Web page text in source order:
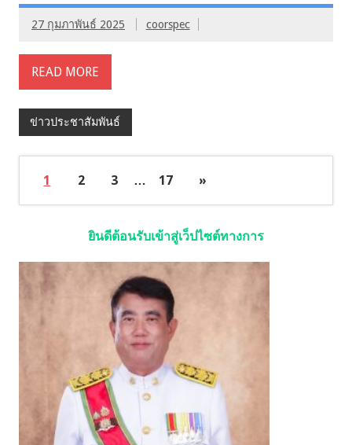
27 กุมภาพันธ์ 2025 coorspec
READ MORE
ข่าวประชาสัมพันธ์
1 2 3 … 17 »
ยินดีต้อนรับเข้าสู่เว็ปไซต์ทางการ